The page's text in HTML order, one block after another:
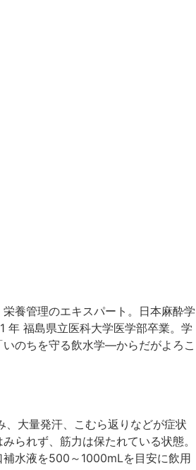
養管理のエキスパート。日本麻酔学
年 福島県立医科大学医学部卒業。学
のちを守る飲水学―からだがよろこ
、大量発汗、こむら返りなどが症状
られず、筋力は保たれている状態。
水液を500～1000mLを目安に飲用